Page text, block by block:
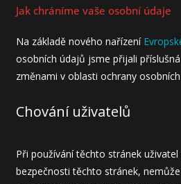
Jak chráníme vaše osobní údaje
Na základě nového nařízení
osobních údajů jsme přijali
změnami v oblasti ochrany
Chování uživatelů
Při používání těchto stránek
bezpečnosti těchto stránek,